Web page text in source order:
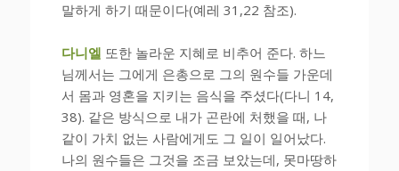
말하게 하기 때문이다(예레 31,22 참조).
다니엘 또한 놀라운 지혜로 비추어 준다. 하느
님께서는 그에게 은총으로 그의 원수들 가운데
서 몸과 영혼을 지키는 음식을 주셨다(다니 14,
38). 같은 방식으로 내가 곤란에 처했을 때, 나
같이 가치 없는 사람에게도 그 일이 일어났다.
나의 원수들은 그것을 조금 보았는데, 못마땅하